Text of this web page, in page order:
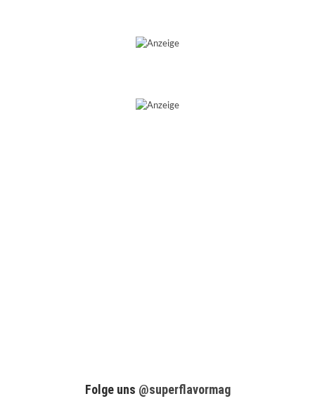
Folge uns @superflavormag